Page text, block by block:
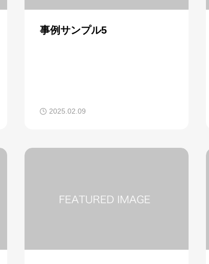
事例サンプル5
2025.02.09